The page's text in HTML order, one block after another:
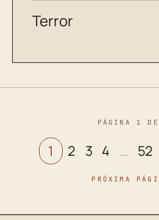
Terror
PÁGINA 1
1 2 3 4 … 52
PRÓXIMA